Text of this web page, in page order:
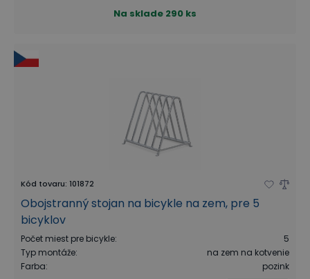
Na sklade 290 ks
Kód tovaru: 101872
Obojstranný stojan na bicykle na zem, pre 5
bicyklov
Počet miest pre bicykle:
5
Typ montáže:
na zem na kotvenie
Farba: pozink